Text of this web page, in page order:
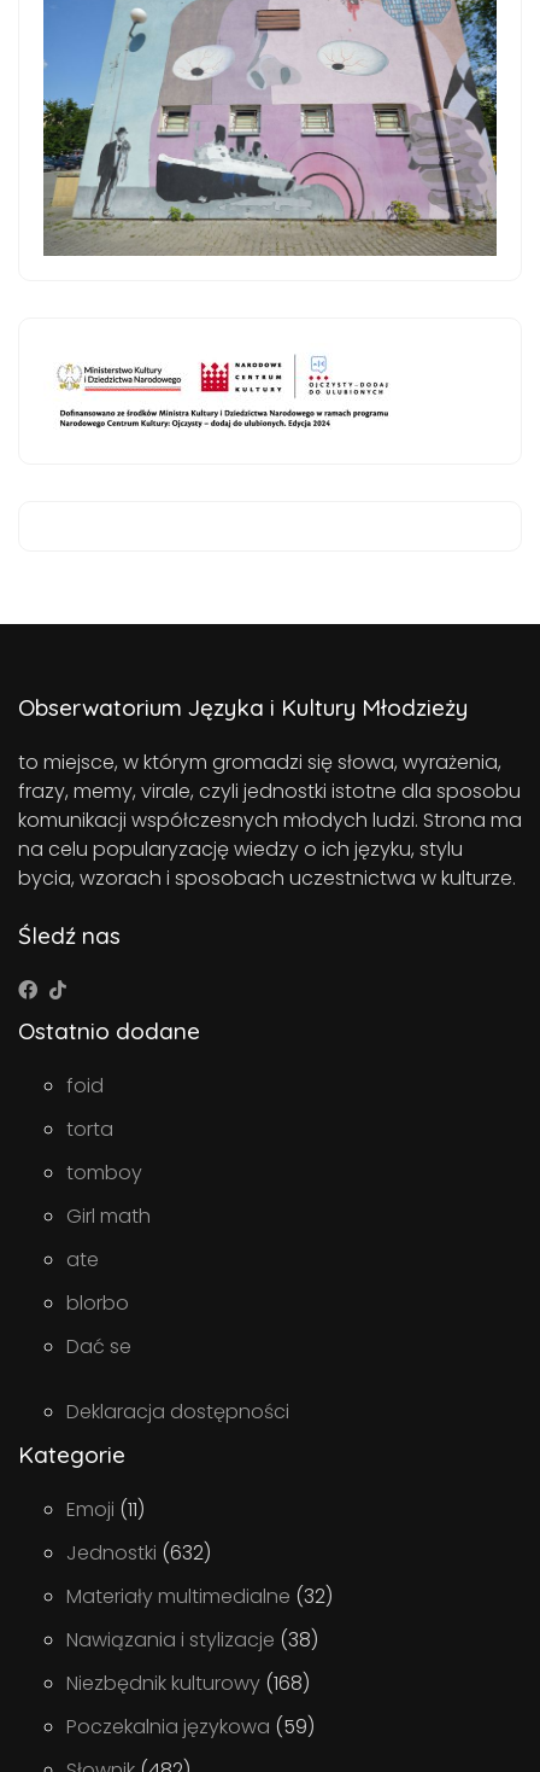
Obserwatorium Języka i Kultury Młodzieży
to miejsce, w którym gromadzi się słowa, wyrażenia,
frazy, memy, virale, czyli jednostki istotne dla sposobu
komunikacji współczesnych młodych ludzi. Strona ma
na celu popularyzację wiedzy o ich języku, stylu
bycia, wzorach i sposobach uczestnictwa w kulturze.
Śledź nas
Ostatnio dodane
foid
torta
tomboy
Girl math
ate
blorbo
Dać se
Deklaracja dostępności
Kategorie
Emoji (11)
Jednostki (632)
Materiały multimedialne (32)
Nawiązania i stylizacje (38)
Niezbędnik kulturowy (168)
Poczekalnia językowa (59)